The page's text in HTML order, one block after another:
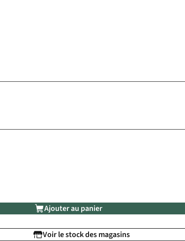
Ajouter au panier
Voir le stock des magasins